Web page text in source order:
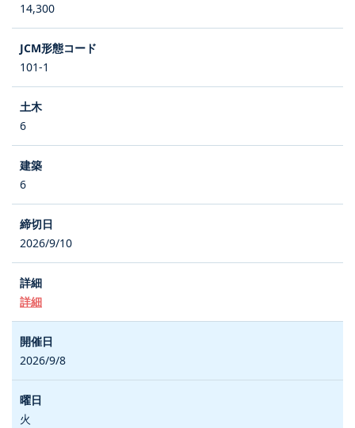
14,300
101-1
6
6
2026/9/10
詳細
2026/9/8
火